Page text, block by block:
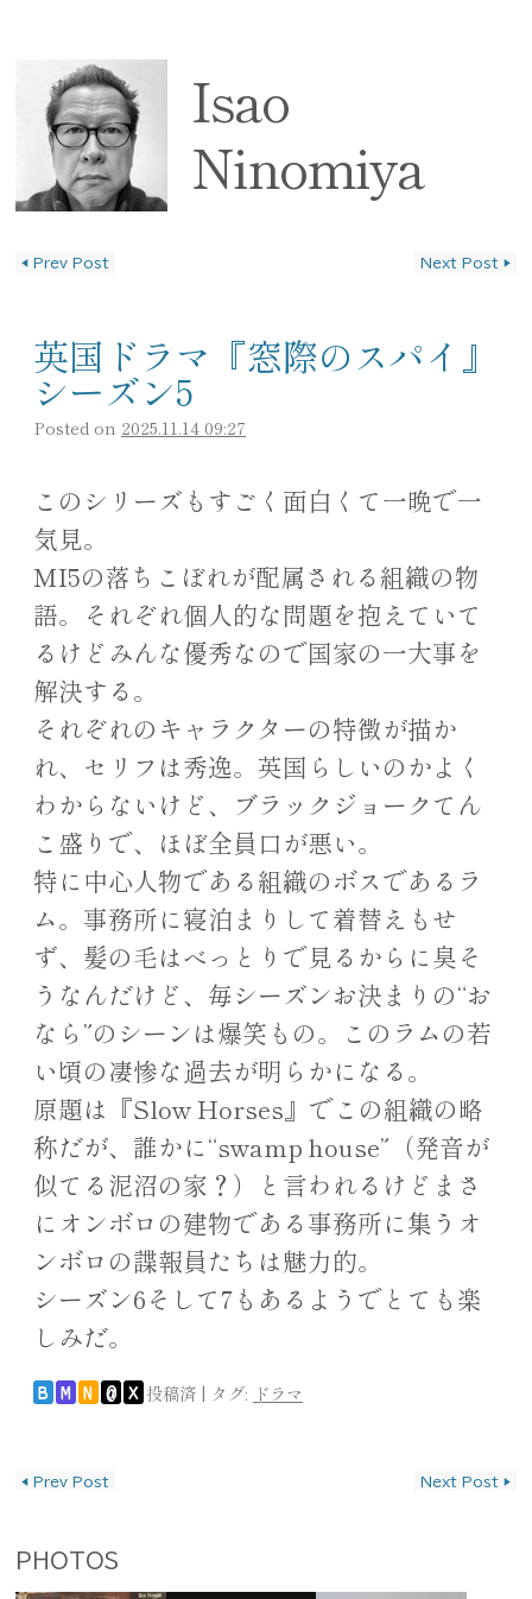
Isao
Ninomiya
◀ Prev Post Next Post ▶
英国ドラマ『窓際のスパイ』
シーズン5
Posted on 2025.11.14 09:27
このシリーズもすごく面白くて一晩で一
気見。
MI5の落ちこぼれが配属される組織の物
語。それぞれ個人的な問題を抱えていて
るけどみんな優秀なので国家の一大事を
解決する。
それぞれのキャラクターの特徴が描か
れ、セリフは秀逸。英国らしいのかよく
わからないけど、ブラックジョークてん
こ盛りで、ほぼ全員口が悪い。
特に中心人物である組織のボスであるラ
ム。事務所に寝泊まりして着替えもせ
ず、髪の毛はべっとりで見るからに臭そ
うなんだけど、毎シーズンお決まりの“お
なら”のシーンは爆笑もの。このラムの若
い頃の凄惨な過去が明らかになる。
原題は『Slow Horses』でこの組織の略
称だが、誰かに“swamp house”（発音が
似てる泥沼の家？）と言われるけどまさ
にオンボロの建物である事務所に集うオ
ンボロの諜報員たちは魅力的。
シーズン6そして7もあるようでとても楽
しみだ。
B M N @ X 投稿済 | タグ: ドラマ
◀ Prev Post Next Post ▶
PHOTOS